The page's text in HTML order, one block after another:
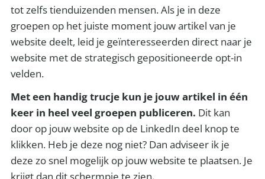
tot zelfs tienduizenden mensen. Als je in deze
groepen op het juiste moment jouw artikel van je
website deelt, leid je geïnteresseerden direct naar je
website met de strategisch gepositioneerde opt-in
velden.
Met een handig trucje kun je jouw artikel in één
keer in heel veel groepen publiceren. Dit kan
door op jouw website op de LinkedIn deel knop te
klikken. Heb je deze nog niet? Dan adviseer ik je
deze zo snel mogelijk op jouw website te plaatsen. Je